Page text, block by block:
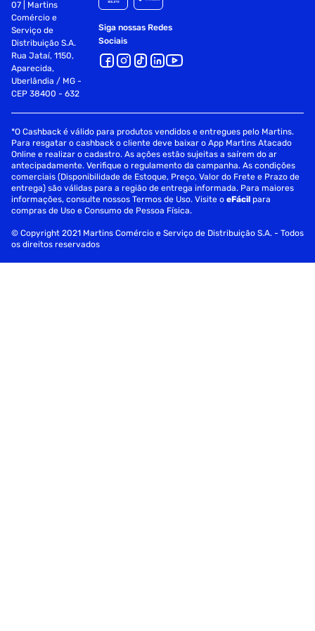
07 | Martins
Comércio e
Serviço de
Distribuição S.A.
Rua Jataí, 1150,
Aparecida,
Uberlândia / MG -
CEP 38400 - 632
Siga nossas Redes
Sociais
*O Cashback é válido para produtos vendidos e entregues pelo Martins.
Para resgatar o cashback o cliente deve baixar o App Martins Atacado
Online e realizar o cadastro. As ações estão sujeitas a saírem do ar
antecipadamente. Verifique o regulamento da campanha. As condições
comerciais (Disponibilidade de Estoque, Preço, Valor do Frete e Prazo de
entrega) são válidas para a região de entrega informada. Para maiores
informações, consulte nossos Termos de Uso. Visite oeFácil para
compras de Uso e Consumo de Pessoa Física.
© Copyright 2021 Martins Comércio e Serviço de Distribuição S.A. - Todos
os direitos reservados